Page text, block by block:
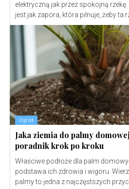
elektryczną jak przez spokojną
jest jak zapora, która pilnuje, żeby ta
Ogród
Jaka ziemia do palmy
poradnik krok po kroku
Właściwe podłoże dla palm
podstawa ich zdrowia i wigoru.
palmy to jedna z najczęstszych